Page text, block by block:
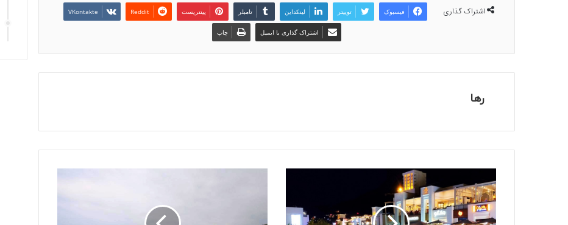
اشتراک گذاری فیسبوک توییتر لینکداین تامبلر پینتریست Reddit
VKontakte
اشتراک گذاری با ایمیل چاپ
رها